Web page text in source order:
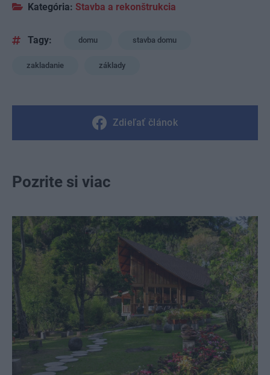
Kategória: Stavba a rekonštrukcia
Tagy: domu stavba domu
zakladanie základy
Zdieľať článok
Pozrite si viac